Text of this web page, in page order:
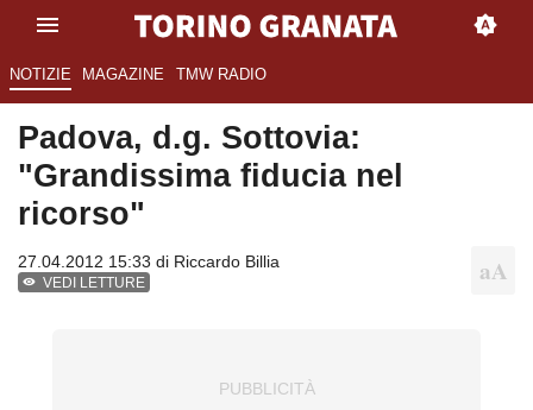
NOTIZIE MAGAZINE TMW RADIO
Padova, d.g. Sottovia:
"Grandissima fiducia nel
ricorso"
27.04.2012 15:33 di Riccardo Billia
VEDI LETTURE